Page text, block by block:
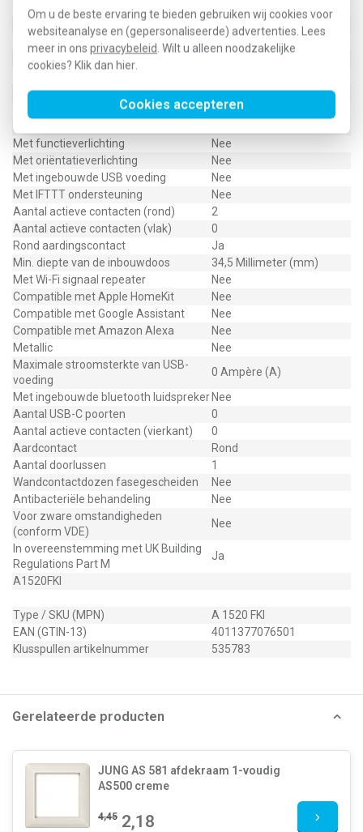
Om u de beste ervaring te bieden gebruiken wij cookies voor
websiteanalyse en (gepersonaliseerde) advertenties. Lees
meer in ons privacybeleid . Wilt u alleen noodzakelijke
cookies? Klik dan hier
Cookies accepteren
Transparant
Nee
Uitvoering oppervlakte
Glanzend
Met glaszekering
Nee
Met doorlusvoorziening
Schakelmateriaalbreedte
55 Millimeter (mm)
Schakelmateriaalhoogte
55 Millimeter (mm)
Met functieverlichting
Nee
Met oriëntatieverlichting
Nee
Met ingebouwde USB voeding
Nee
Met IFTTT ondersteuning
Nee
Aantal actieve contacten (rond)
2
Aantal actieve contacten (vlak)
0
Rond aardingscontact
Ja
Min. diepte van de inbouwdoos
34,5 Millimeter (mm)
Met Wi-Fi signaal repeater
Nee
Compatible met Apple HomeKit
Nee
Compatible met Google Assistant
Nee
Compatible met Amazon Alexa
Nee
Metallic
Nee
Maximale stroomsterkte van USB-
voeding
0 Ampère (A)
Met ingebouwde bluetooth luidspreker Nee
Aantal USB-C poorten
0
Aantal actieve contacten (vierkant)
0
Aardcontact
Rond
Aantal doorlussen
1
Wandcontactdozen fasegescheiden
Nee
Antibacteriële behandeling
Nee
Voor zware omstandigheden
(conform VDE)
Nee
In overeenstemming met UK Building
Regulations Part M
Ja
A1520FKI
Type / SKU (MPN)
A 1520 FKI
EAN (GTIN-13)
4011377076501
Klusspullen artikelnummer
535783
Gerelateerde producten
JUNG AS 581 afdekraam 1-voudig
AS500 creme
4,45 2,18